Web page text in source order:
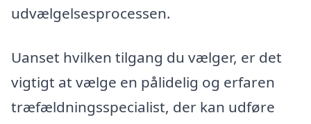
udvælgelsesprocessen.
Uanset hvilken tilgang du vælger, er det
vigtigt at vælge en pålidelig og erfaren
træfældningsspecialist, der kan udføre